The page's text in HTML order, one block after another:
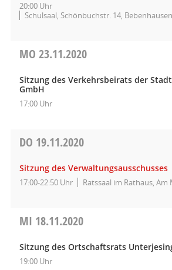
20:00 Uhr
Schulsaal, Schönbuchstr. 14,
MO 23.11.2020
Sitzung des Verkehrsbeirats der
GmbH
17:00 Uhr
DO 19.11.2020
Sitzung des Verwaltungsausschusses
17:00-22:50 Uhr Ratssaal im Rathaus, Am
MI 18.11.2020
Sitzung des Ortschaftsrats
19:00 Uhr